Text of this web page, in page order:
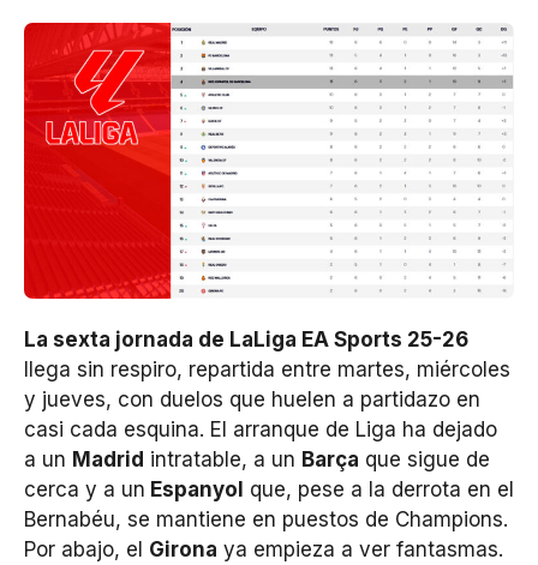
La sexta jornada de LaLiga EA Sports 25-26
llega sin respiro, repartida entre martes, miércoles
y jueves, con duelos que huelen a partidazo en
casi cada esquina. El arranque de Liga ha dejado
a un Madrid intratable, a un Barça que sigue de
cerca y a un Espanyol que, pese a la derrota en el
Bernabéu, se mantiene en puestos de Champions.
Por abajo, el Girona ya empieza a ver fantasmas.